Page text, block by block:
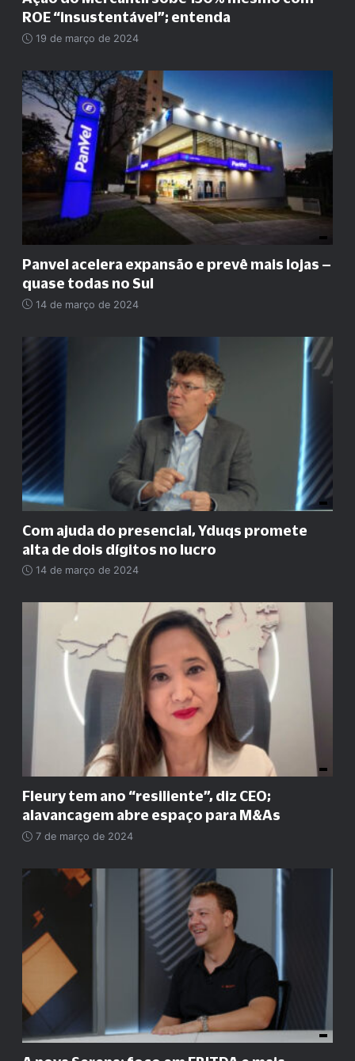
ROE“insustentável”; entenda
19 de março de 2024
Panvel acelera expansão e prevê mais lojas –
quase todas no Sul
14 de março de 2024
Com ajuda do presencial, Yduqs promete
alta de dois dígitos no lucro
14 de março de 2024
Fleury tem ano “resiliente”, diz CEO;
alavancagem abre espaço para M&As
7 de março de 2024